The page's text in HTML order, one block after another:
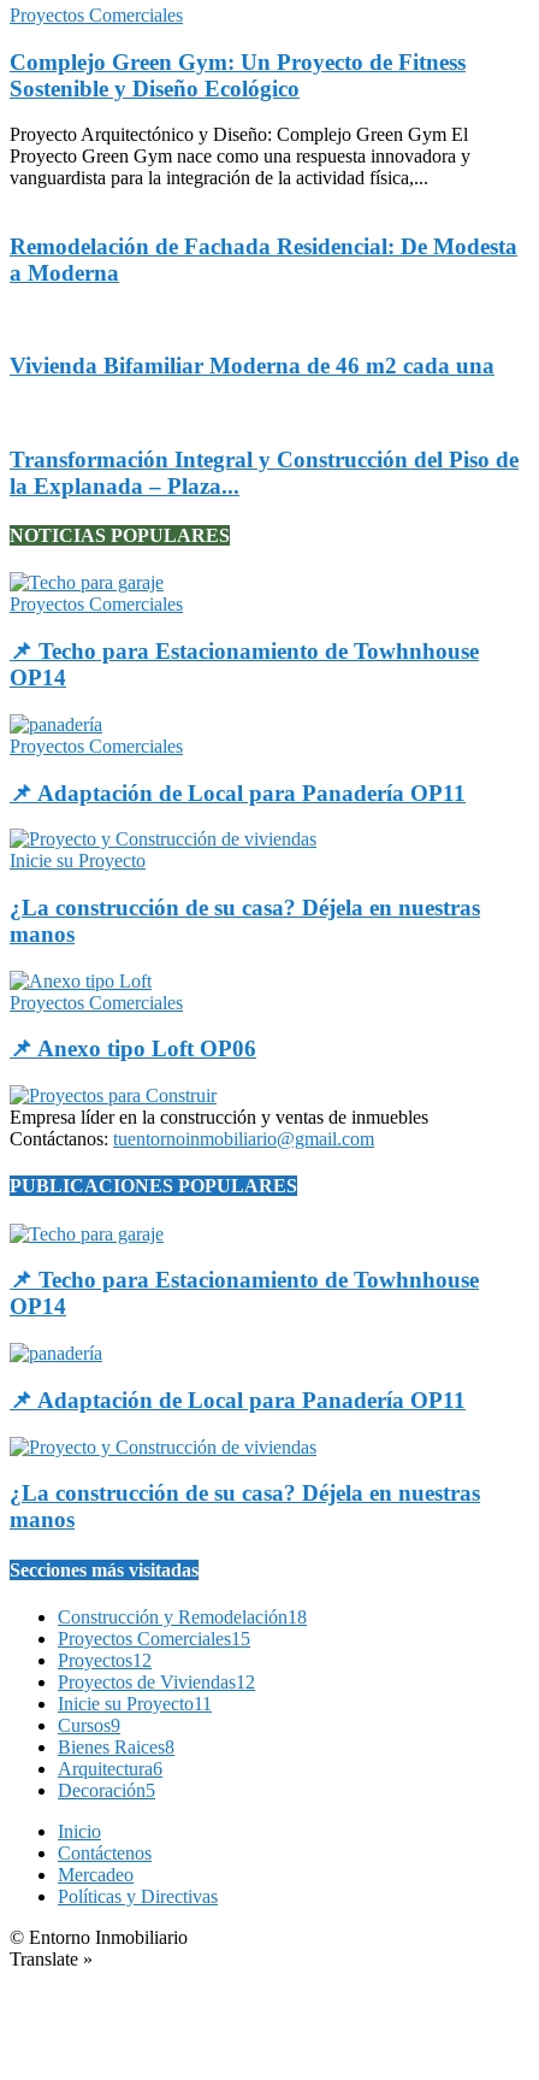
Proyectos Comerciales
Complejo Green Gym: Un Proyecto de Fitness
Sostenible y Diseño Ecológico
Proyecto Arquitectónico y Diseño: Complejo Green Gym El
Proyecto Green Gym nace como una respuesta innovadora y
vanguardista para la integración de la actividad física,...
Remodelación de Fachada Residencial: De Modesta
a Moderna
Vivienda Bifamiliar Moderna de 46 m2 cada una
Transformación Integral y Construcción del Piso de
la Explanada – Plaza...
NOTICIAS POPULARES
Proyectos Comerciales
📌 Techo para Estacionamiento de Towhnhouse
OP14
Proyectos Comerciales
📌 Adaptación de Local para Panadería OP11
Inicie su Proyecto
¿La construcción de su casa? Déjela en nuestras
manos
Proyectos Comerciales
📌 Anexo tipo Loft OP06
Empresa líder en la construcción y ventas de inmuebles
Contáctanos: tuentornoinmobiliario@gmail.com
PUBLICACIONES POPULARES
📌 Techo para Estacionamiento de Towhnhouse
OP14
📌 Adaptación de Local para Panadería OP11
¿La construcción de su casa? Déjela en nuestras
manos
Secciones más visitadas
Construcción y Remodelación18
Proyectos Comerciales15
Proyectos12
Proyectos de Viviendas12
Inicie su Proyecto11
Cursos9
Bienes Raices8
Arquitectura6
Decoración5
Inicio
Contáctenos
Mercadeo
Políticas y Directivas
© Entorno Inmobiliario
Translate »